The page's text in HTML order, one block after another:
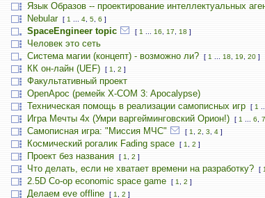
Язык Образов -- проектирование интеллектуальных
Nebular [ 1 4, 5, 6 ]
SpaceEngineer topic [ 1 16 17 18 ]
Человек это сеть
Система магии (концепт) - возможно ли? [ 1 18 19, 20]
КК он-лайн (UEF) [ 1 2 ]
Факультативный проект
OpenApoc (ремейк X-COM 3: Apocalypse)
Техническая помощь в реализации самописных игр [ 1
Игра Мечты 4х (Умри варгейминговский Орион!) [ 1 6 7
Самописная игра: "Миссия МЧС" [ 1 2 3 4]
Космический рогалик Fading space [ 1 2 ]
Проект без названия [ 1 2 ]
Что делать, если не хватает времени на разработку? [ 1
2.5D Co-op economic space game [ 1 2 ]
Делаем eve offline [ 1 2 ]